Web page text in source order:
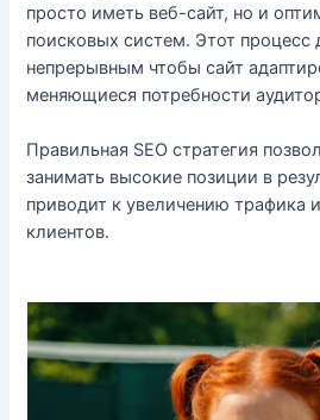
просто иметь веб-сайт, но и
поисковых систем. Этот
непрерывным чтобы сайт
меняющиеся потребности
Правильная SEO стратегия
занимать высокие позиции в
приводит к увеличению трафика
клиентов.